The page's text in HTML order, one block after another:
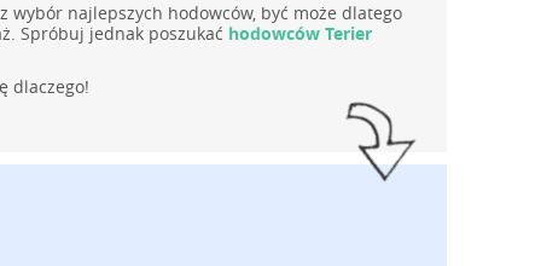
najlepszych hodowców, być może dlatego
Spróbuj jednak poszukać hodowców Terier
dlaczego!